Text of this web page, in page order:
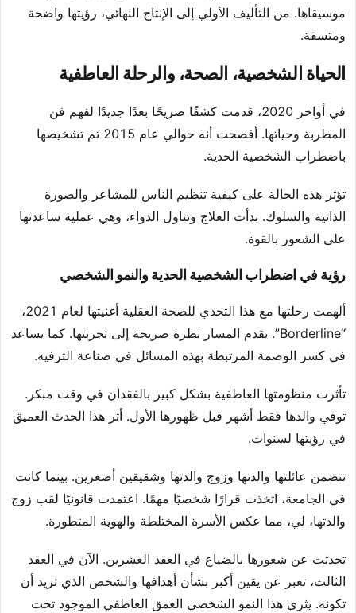
موسيقاها. من التأليف الأولي إلى الإنتاج النهائي، رؤيتها واضحة
ومتسقة.
الحياة الشخصية، الصحة، والرحلة العاطفية
في أواخر 2020، قدمت كشفًا صريحًا بعدًا جديدًا لفهم فن
المطربة وحياتها. أفصحت أنه حوالي عام 2015 تم تشخيصها
باضطراب الشخصية الحدية.
تؤثر هذه الحالة على كيفية تنظيم الناس للمشاعر والصورة
الذاتية والسلوك. بدأت العلاج وتناول الدواء، وهي عملية ساعدتها
على الشعور بالقوة.
رؤية في اضطراب الشخصية الحدية والنمو الشخصي
ألهمت رحلتها مع هذا التحدي للصحة العقلية أغنيتها لعام 2021،
“Borderline”. يقدم المسار نظرة صريحة إلى تجربتها. كما يساعد
في كسر الوصمة المرتبطة بهذه المسائل في صناعة الترفيه.
تأثرت منظومتها العاطفية بشكل كبير بالفقدان في وقت مبكر.
توفي والدها فقط أشهر قبل ظهورها الأول. أثر هذا الحدث العميق
في رؤيتها لسنوات.
تتضمن عائلتها والدتها وزوج والدتها وشقيقين أصغرين. بينما كانت
في الجامعة، اتخذت قرارًا شخصيًا مهمًا. اعتمدت قانونيًا لقب زوج
والدتها، لي، مما عكس الأسرة المختلطة والهوية المتطورة.
تحدثت عن شعورها بالضياع في العقد العشرين. الآن في العقد
الثالث، تعبر عن يقين أكبر بشأن أهدافها والشخص الذي تريد أن
تكونه. يثري هذا النمو الشخصي العمق العاطفي الموجود تحت